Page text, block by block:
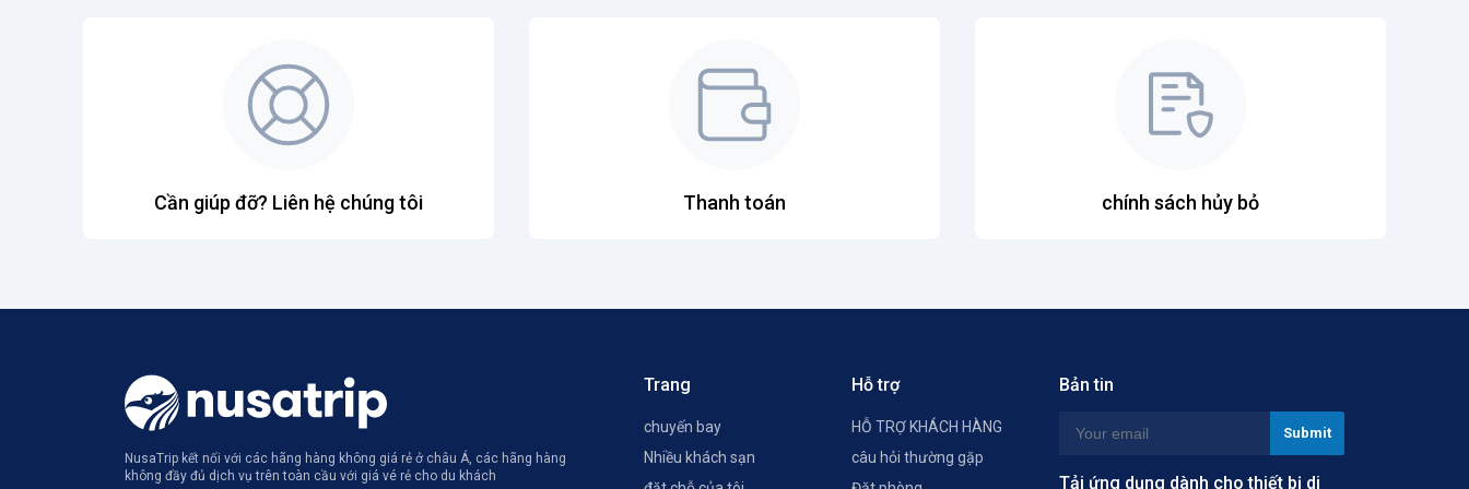
Cần giúp đỡ? Liên hệ chúng tôi Thanh toán chính sách hủy bỏ
NusaTrip kết nối với các hãng hàng không giá rẻ ở châu Á, các hãng hàng
không đầy đủ dịch vụ trên toàn cầu với giá vé rẻ cho du khách
Trang
chuyến bay
Nhiều khách sạn
Hỗ trợ
HỖ TRỢ KHÁCH HÀNG
câu hỏi thường gặp
Bản tin
Tải ứng dụng dành cho thiết bị di